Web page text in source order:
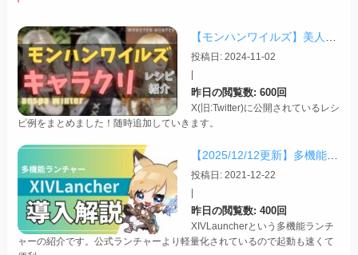
【モンハンワイルズ】美人・かわいいキャラクリレシピまとめ＋その他オススメの設定など
投稿日: 2024-11-02
昨日の閲覧数: 600回
X(旧:Twitter)に公開されているレシ
ピ例をまとめました！随時追加していきます。
【2025/12/12更新】多機能ランチャー「XIVLauncher」の導入方法・使い方について
投稿日: 2021-12-22
|
昨日の閲覧数: 400回
XIVLauncherという多機能ランチ
ャーの紹介です。公式ランチャーより軽量化されているので起動も速くて